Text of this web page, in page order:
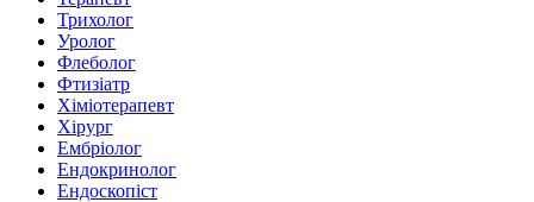
Трихолог
Уролог
Флеболог
Фтизіатр
Хіміотерапевт
Хірург
Ембріолог
Ендокринолог
Ендоскопіст